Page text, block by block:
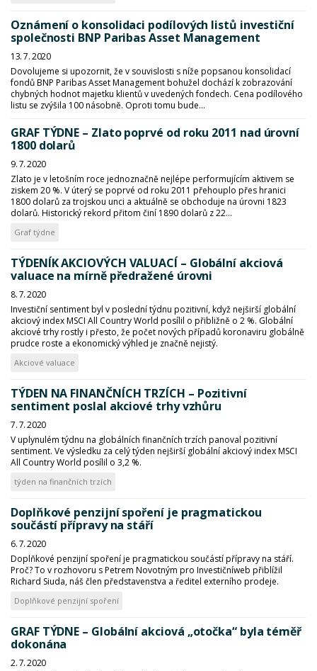
Oznámení o konsolidaci podílových listů investiční
společnosti BNP Paribas Asset Management
13. 7. 2020
Dovolujeme si upozornit, že v souvislosti s níže popsanou konsolidací
fondů BNP Paribas Asset Management bohužel dochází k zobrazování
chybných hodnot majetku klientů v uvedených fondech. Cena podílového
listu se zvýšila 100 násobně. Oproti tomu bude...
GRAF TÝDNE – Zlato poprvé od roku 2011 nad úrovní
1800 dolarů
9. 7. 2020
Zlato je v letošním roce jednoznačně nejlépe performujícím aktivem se
ziskem 20 %. V úterý se poprvé od roku 2011 přehouplo přes hranici
1800 dolarů za trojskou unci a aktuálně se obchoduje na úrovni 1823
dolarů. Historický rekord přitom činí 1890 dolarů z 22...
Graf týdne
TÝDENÍK AKCIOVÝCH VALUACÍ – Globální akciová
valuace na mírně předražené úrovni
8. 7. 2020
Investiční sentiment byl v poslední týdnu pozitivní, když nejširší globální
akciový index MSCI All Country World posílil o přibližně o 2 %. Globální
akciové trhy rostly i přesto, že počet nových případů koronaviru globálně
prudce roste a ekonomický výhled je značně nejistý.
Akciové valuace
TÝDEN NA FINANČNÍCH TRZÍCH – Pozitivní
sentiment poslal akciové trhy vzhůru
7. 7. 2020
V uplynulém týdnu na globálních finančních trzích panoval pozitivní
sentiment. Ve výsledku za celý týden nejširší globální akciový index MSCI
All Country World posílil o 3,2 %.
týden na finančních trzích
Doplňkové penzijní spoření je pragmatickou
součástí přípravy na stáří
6. 7. 2020
Doplňkové penzijní spoření je pragmatickou součástí přípravy na stáří.
Proč? To v rozhovoru s Petrem Novotným pro Investičníweb přiblížil
Richard Siuda, náš člen představenstva a ředitel externího prodeje.
Doplňkové penzijní spoření
GRAF TÝDNE – Globální akciová „otočka“ byla téměř
dokonána
2. 7. 2020